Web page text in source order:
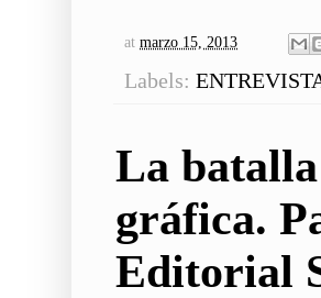
at marzo 15, 2013
Labels:
La batalla
gráfica.
Editorial